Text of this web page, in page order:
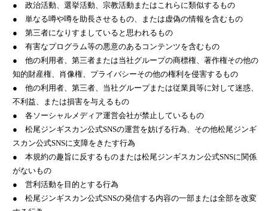
● 政治活動、選挙活動、宗教活動またはこれらに類似するもの
● 単なる噂や噂を助長させるもの、または虚偽の情報を含むもの
● 第三者になりすましていると思われるもの
● 有害なプログラム等の悪意のあるコンテンツを含むもの
● 他の利用者、第三者または当社グループの商標権、著作権その他の
知的財産権、肖像権、プライバシーその他の権利を侵害するもの
● 他の利用者、第三者、当社グループまたは従業員等に対して迷惑、
不利益、または損害を与えるもの
● 各ソーシャルメディア運営会社が禁止しているもの
● 松尾ジンギスカン公式SNSの運営を妨げる行為、その他松尾ジンギ
スカン公式SNSに支障をきたす行為
● 本規約の趣旨に反するものまたは松尾ジンギスカン公式SNSに関係
がないもの
● 営利活動を目的とする行為
● 松尾ジンギスカン公式SNSの発信する内容の一部または全部を改変